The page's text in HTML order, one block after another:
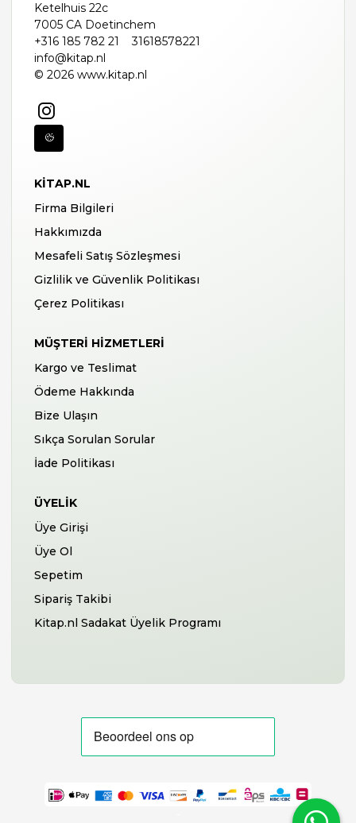
Ketelhuis 22c
7005 CA Doetinchem
+316 185 782 21
31618578221
info@kitap.nl
© 2026 www.kitap.nl
KITAP.NL
Firma Bilgileri
Hakkımızda
Mesafeli Satış Sözleşmesi
Gizlilik ve Güvenlik Politikası
Çerez Politikası
MÜŞTERI HIZMETLERI
Kargo ve Teslimat
Ödeme Hakkında
Bize Ulaşın
Sıkça Sorulan Sorular
İade Politikası
ÜYELIK
Üye Girişi
Üye Ol
Sepetim
Sipariş Takibi
Kitap.nl Sadakat Üyelik Programı